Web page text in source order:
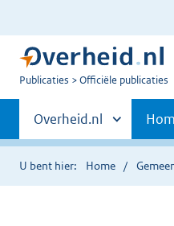
U
Publicaties Officiële publicaties
Primaire
navigatie
Andere
sites
binnen
Overheid.nl
U bent hier: Home